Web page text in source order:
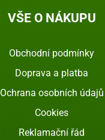
VŠE O NÁKUPU
Obchodní podmínky
Doprava a platba
Ochrana osobních údajů
Cookies
Reklamační řád